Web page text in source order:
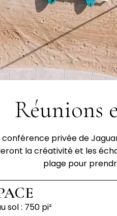
Réunions
privée de
la créativité et les
plage pour
sol : 750 pi²